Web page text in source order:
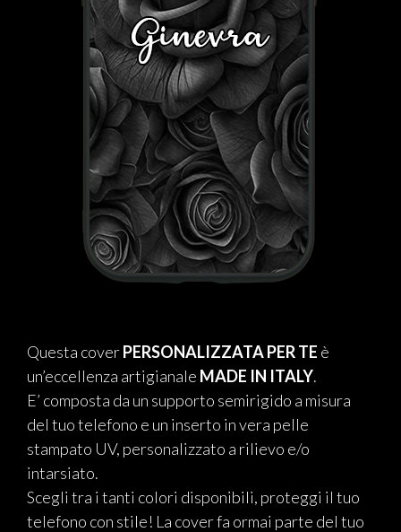
Questa coverPERSONALIZZATA PER TE è
un’eccellenza artigianale MADE IN ITALY.
E’ composta da un supporto semirigido a misura
del tuo telefono e un inserto in vera pelle
stampato UV, personalizzato a rilievo e/o
intarsiato.
Scegli tra i tanti colori disponibili, proteggi il tuo
telefono con stile! La cover fa ormai parte del tuo